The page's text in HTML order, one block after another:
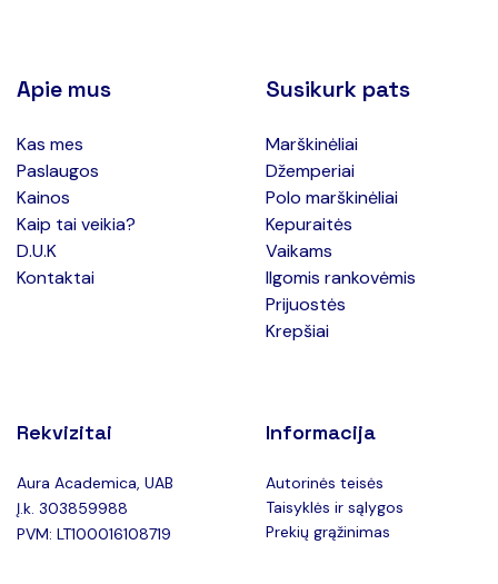
Apie mus
Kas mes
Paslaugos
Kainos
Kaip tai veikia?
D.U.K
Kontaktai
Susikurk pats
Marškinėliai
Džemperiai
Polo marškinėliai
Kepuraitės
Vaikams
Ilgomis rankovėmis
Prijuostės
Krepšiai
Rekvizitai
Aura Academica, UAB
Į.k. 303859988
PVM: LT100016108719
Informacija
Autorinės teisės
Taisyklės ir sąlygos
Prekių grąžinimas